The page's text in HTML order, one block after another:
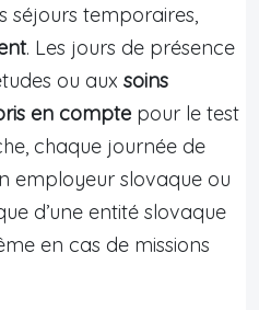
séjours temporaires,
. Les jours de présence
ou aux soins
en compte pour le test
chaque journée de
employeur slovaque ou
d’une entité slovaque
en cas de missions